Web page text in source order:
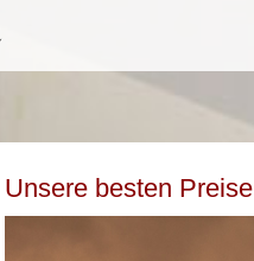
Unsere besten Preise